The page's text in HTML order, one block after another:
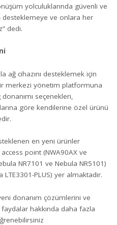
yolculuklarında güvenli ve
desteklemeye ve onlara her
dedi.
ağ cihazını desteklemek için
merkezi yönetim platformuna
seçenekleri,
göre kendilerine özel ürünü
en yeni ürünler
point (NWA90AX ve
NR7101 ve Nebula NR5101)
PLUS) yer almaktadır.
donanım çözümlerini ve
hakkında daha fazla